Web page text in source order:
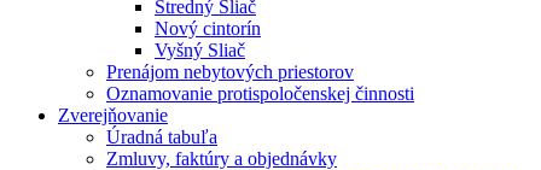
Stredný Sliač
Nový cintorín
Vyšný Sliač
Prenájom nebytových priestorov
Oznamovanie protispoločenskej činnosti
Zverejňovanie
Úradná tabuľa
Zmluvy, faktúry a objednávky